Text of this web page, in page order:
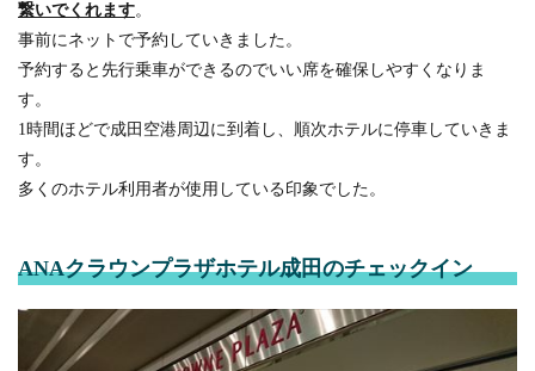
繋いでくれます。
事前にネットで予約していきました。
予約すると先行乗車ができるのでいい席を確保しやすくなりま
す。
1時間ほどで成田空港周辺に到着し、順次ホテルに停車していきま
す。
多くのホテル利用者が使用している印象でした。
ANAクラウンプラザホテル成田のチェックイン